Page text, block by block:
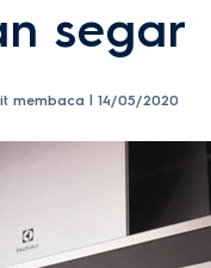
segar
membaca | 14/05/2020